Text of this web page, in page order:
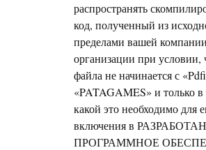
распространять
код, полученный из
пределами вашей
организации при условии,
файла не начинается с
«PATAGAMES» и только в
какой это необходимо для
включения в
ПРОГРАММНОЕ